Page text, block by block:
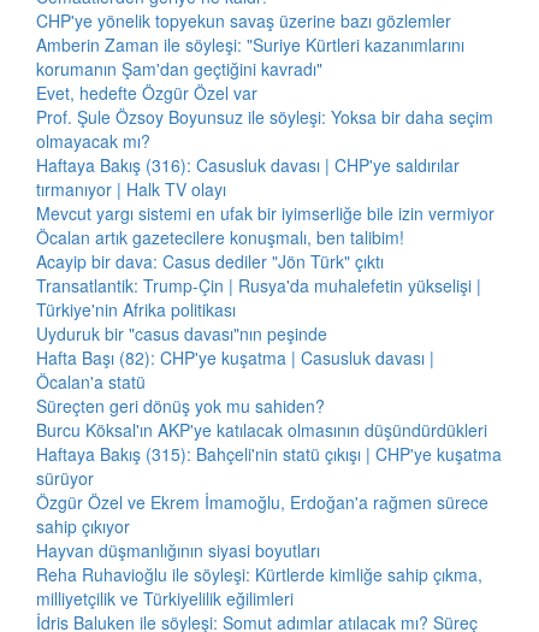
CHP'ye yönelik topyekun savaş üzerine bazı gözlemler
Amberin Zaman ile söyleşi: "Suriye Kürtleri kazanımlarını
korumanın Şam'dan geçtiğini kavradı"
Evet, hedefte Özgür Özel var
Prof. Şule Özsoy Boyunsuz ile söyleşi: Yoksa bir daha seçim
olmayacak mı?
Haftaya Bakış (316): Casusluk davası | CHP'ye saldırılar
tırmanıyor | Halk TV olayı
Mevcut yargı sistemi en ufak bir iyimserliğe bile izin vermiyor
Öcalan artık gazetecilere konuşmalı, ben talibim!
Acayip bir dava: Casus dediler "Jön Türk" çıktı
Transatlantik: Trump-Çin | Rusya'da muhalefetin yükselişi |
Türkiye'nin Afrika politikası
Uyduruk bir "casus davası"nın peşinde
Hafta Başı (82): CHP'ye kuşatma | Casusluk davası |
Öcalan'a statü
Süreçten geri dönüş yok mu sahiden?
Burcu Köksal'ın AKP'ye katılacak olmasının düşündürdükleri
Haftaya Bakış (315): Bahçeli'nin statü çıkışı | CHP'ye kuşatma
sürüyor
Özgür Özel ve Ekrem İmamoğlu, Erdoğan'a rağmen sürece
sahip çıkıyor
Hayvan düşmanlığının siyasi boyutları
Reha Ruhavioğlu ile söyleşi: Kürtlerde kimliğe sahip çıkma,
milliyetçilik ve Türkiyelilik eğilimleri
İdris Baluken ile söyleşi: Somut adımlar atılacak mı? Süreç